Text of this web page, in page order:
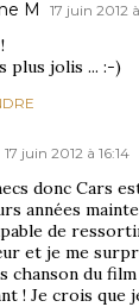
M 17 juin 2012
plus jolis ... :-)
17 juin 2012 à 16:14
donc Cars
années
de
et je me
chanson du
! Je crois que